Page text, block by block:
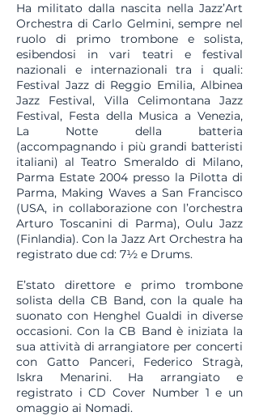
Ha militato dalla nascita nella Jazz’Art
Orchestra di Carlo Gelmini, sempre nel
ruolo di primo trombone e solista,
esibendosi in vari teatri e festival
nazionali e internazionali tra i quali:
Festival Jazz di Reggio Emilia, Albinea
Jazz Festival, Villa Celimontana Jazz
Festival, Festa della Musica a Venezia,
La Notte della batteria
(accompagnando i più grandi batteristi
italiani) al Teatro Smeraldo di Milano,
Parma Estate 2004 presso la Pilotta di
Parma, Making Waves a San Francisco
(USA, in collaborazione con l’orchestra
Arturo Toscanini di Parma), Oulu Jazz
(Finlandia). Con la Jazz Art Orchestra ha
registrato due cd: 7½ e Drums.
E’stato direttore e primo trombone
solista della CB Band, con la quale ha
suonato con Henghel Gualdi in diverse
occasioni. Con la CB Band è iniziata la
sua attività di arrangiatore per concerti
con Gatto Panceri, Federico Stragà,
Iskra Menarini. Ha arrangiato e
registrato i CD Cover Number 1 e un
omaggio ai Nomadi.